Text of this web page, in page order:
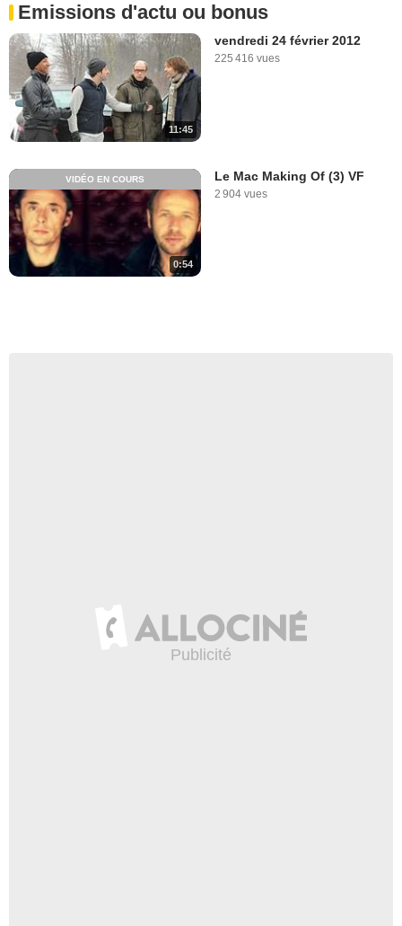
Emissions d'actu ou bonus
11:45
vendredi 24 février 2012
225 416 vues
0:54
VIDÉO EN COURS Le Mac Making Of (3) VF
2 904 vues